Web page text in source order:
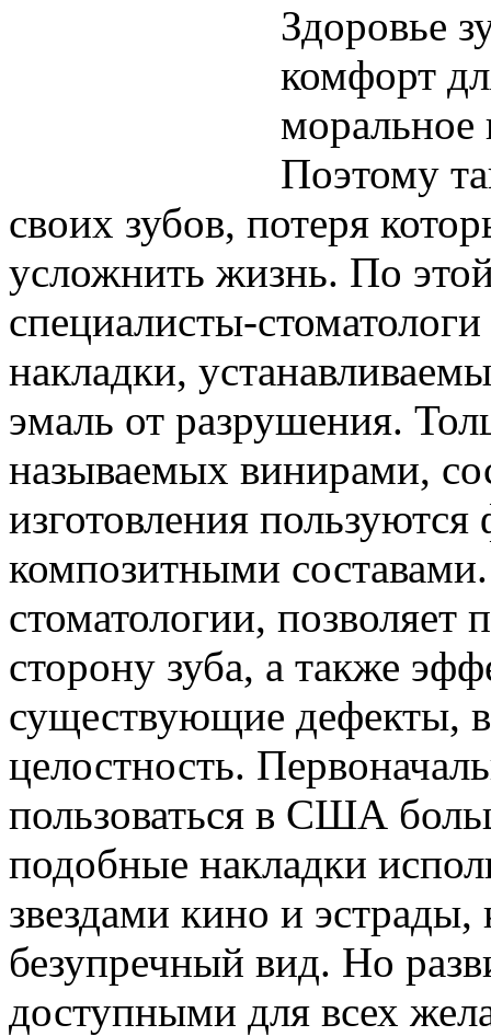
Здоровье
комфорт
моральное
Поэтому
своих зубов, потеря
усложнить жизнь. По
специалисты-
накладки,
эмаль от разрушения.
называемых винирами,
изготовления
композитными
стоматологии,
сторону зуба, а также
существующие дефекты,
целостность.
пользоваться в США
подобные накладки
звездами кино и
безупречный вид. Но
доступными для всех